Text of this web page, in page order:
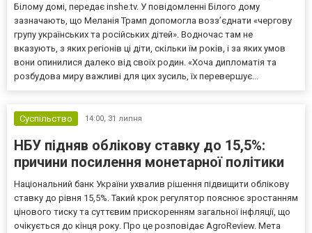
Білому домі, передає inshe.tv. У повідомленні Білого дому
зазначають, що Меланія Трамп допомогла возз’єднати «чергову
групу українських та російських дітей». Водночас там не
вказують, з яких регіонів ці діти, скільки їм років, і за яких умов
вони опинилися далеко від своїх родин. «Хоча дипломатія та
розбудова миру важливі для цих зусиль, їх перевершує...
Суспільство 14:00, 31 липня
НБУ підняв облікову ставку до 15,5%:
причини посилення монетарної політики
Національний банк України ухвалив рішення підвищити облікову
ставку до рівня 15,5%. Такий крок регулятор пояснює зростанням
цінового тиску та суттєвим прискоренням загальної інфляції, що
очікується до кінця року. Про це розповідає AgroReview. Мета